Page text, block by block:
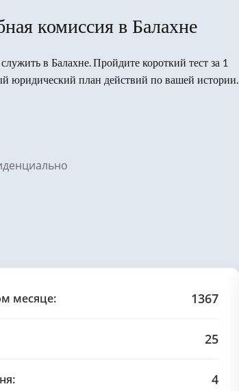
комиссия в Балахне
в Балахне. Пройдите короткий тест за 1
юридический план действий по вашей истории.
месяце: 1367
25
4